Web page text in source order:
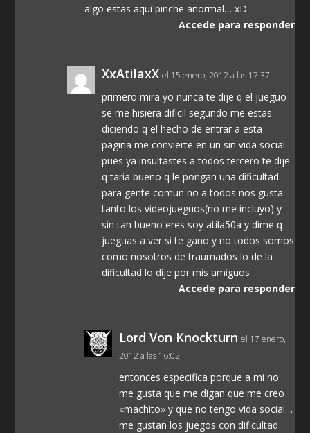
algo estas aquí pinche anormal… xD
Accede para responder
XxAtilaxX el 15 enero, 2012 a las 17:37
primero mira yo nunca te dije q el jueguo
se me hisiera dificil segundo me estas
diciendo q el hecho de entrar a esta
pagina me convierte en un sin vida social
pues ya insultastes a todos tercero te dije
q taria bueno q le pongan una dificultad
para gente comun no a todos nos gusta
tanto los videojueguos(no me incluyo) y
sin tan bueno eres soy atila50a y dime q
jueguas a ver si te gano y no todos somos
como nosotros de traumados lo de la
dificultad lo dije por mis amiguos
Accede para responder
Lord Von Knockturn el 17 enero,
2012 a las 16:02
entonces especifica porque a mi no
me gusta que me digan que me creo
«machito» y que no tengo vida social…
me gustan los juegos con dificultad